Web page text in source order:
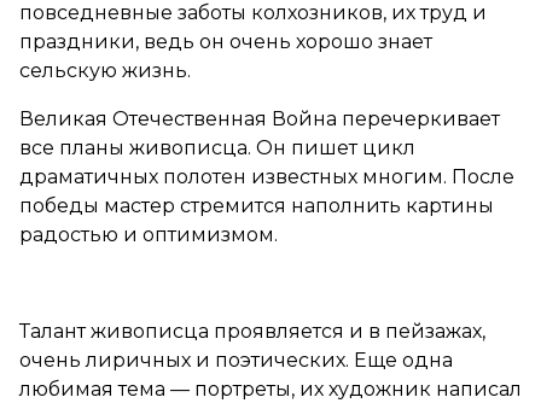
повседневные заботы колхозников, их труд и
праздники, ведь он очень хорошо знает
сельскую жизнь.
Великая Отечественная Война перечеркивает
все планы живописца. Он пишет цикл
драматичных полотен известных многим. После
победы мастер стремится наполнить картины
радостью и оптимизмом.
Талант живописца проявляется и в пейзажах,
очень лиричных и поэтических. Еще одна
любимая тема — портреты, их художник написал